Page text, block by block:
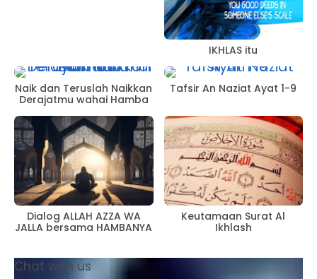
IKHLAS itu
Naik dan Teruslah Naikkan
Derajatmu wahai Hamba
Tafsir An Naziat Ayat 1-9
Dialog ALLAH AZZA WA
JALLA bersama HAMBANYA
Keutamaan Surat Al
Ikhlash
Chat with us